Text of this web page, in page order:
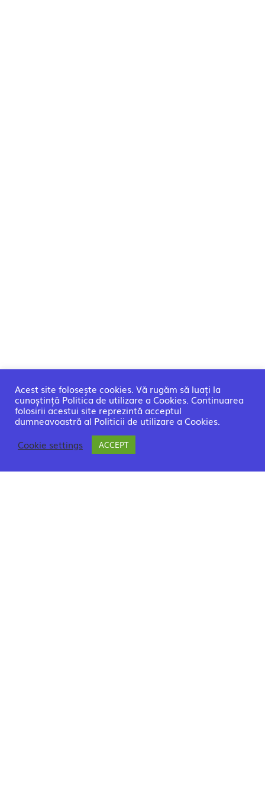
Acest site folosește cookies. Vă rugăm să luați la
cunoștință Politica de utilizare a Cookies. Continuarea
folosirii acestui site reprezintă acceptul
dumneavoastră al Politicii de utilizare a Cookies.
Cookie settings
ACCEPT